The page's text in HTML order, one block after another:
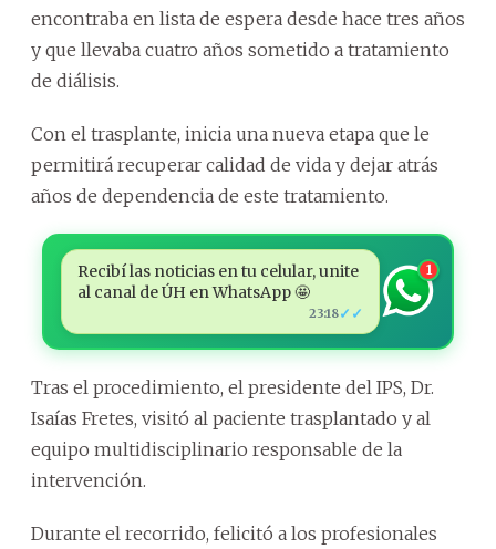
encontraba en lista de espera desde hace tres años
y que llevaba cuatro años sometido a tratamiento
de diálisis.
Con el trasplante, inicia una nueva etapa que le
permitirá recuperar calidad de vida y dejar atrás
años de dependencia de este tratamiento.
Recibí las noticias en tu celular, unite
al canal de ÚH en WhatsApp 🤩
23:18✓✓
1
Tras el procedimiento, el presidente del IPS, Dr.
Isaías Fretes, visitó al paciente trasplantado y al
equipo multidisciplinario responsable de la
intervención.
Durante el recorrido, felicitó a los profesionales